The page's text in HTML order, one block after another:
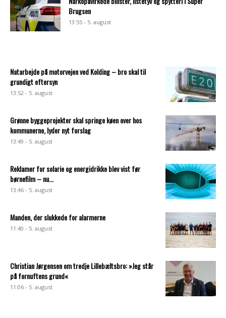
Brugsen
13:55 - 5. august
Natarbejde på motorvejen ved Kolding – bro skal til
grundigt eftersyn
13:52 - 5. august
Grønne byggeprojekter skal springe køen over hos
kommunerne, lyder nyt forslag
13:49 - 5. august
Reklamer for solarie og energidrikke blev vist før
børnefilm – nu...
13:46 - 5. august
Manden, der slukkede for alarmerne
11:40 - 5. august
Christian Jørgensen om tredje Lillebæltsbro: »Jeg står
på fornuftens grund«
11:06 - 5. august